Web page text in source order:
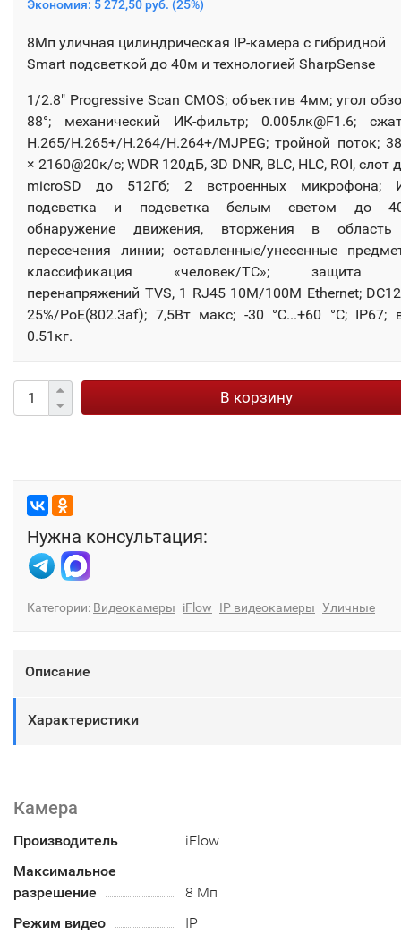
Экономия: 5 272,50 руб. (25%)
8Мп уличная цилиндрическая IP-камера с гибридной
Smart подсветкой до 40м и технологией SharpSense
1/2.8" Progressive Scan CMOS; объектив 4мм; угол
88°; механический ИК-фильтр; 0.005лк@F1.6;
H.265/H.265+/H.264/H.264+/MJPEG; тройной поток;
× 2160@20к/с; WDR 120дБ, 3D DNR, BLC, HLC, ROI, слот
microSD до 512Гб; 2 встроенных микрофона;
подсветка и подсветка белым светом до
обнаружение движения, вторжения в
пересечения линии; оставленные/унесенные
классификация «человек/ТС»; защита
перенапряжений TVS, 1 RJ45 10M/100M Ethernet;
25%/PoE(802.3af); 7,5Вт макс; -30 °C...+60 °C; IP67;
0.51кг.
В корзину
Нужна консультация:
Категории: Видеокамеры iFlow IP видеокамеры Уличные
Описание
Характеристики
Камера
Производитель
iFlow
Максимальное
разрешение
8 Мп
Режим видео
IP